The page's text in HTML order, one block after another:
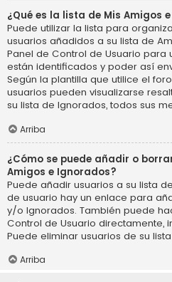
¿Qué es la lista de Mis Amigos
Puede utilizar la lista para
usuarios añadidos a su lista de
Panel de Control de Usuario para
están identificados y poder así
Según la plantilla que utilice el
usuarios pueden visualizarse
su lista de Ignorados, todos sus
Arriba
¿Cómo se puede añadir o
Amigos e Ignorados?
Puede añadir usuarios a su lista
de usuario hay un enlace para
y/o Ignorados. También puede
Control de Usuario directamente,
Puede eliminar usuarios de su
Arriba